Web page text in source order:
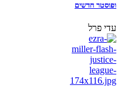
ופוסטר חדשים
עדי פרל